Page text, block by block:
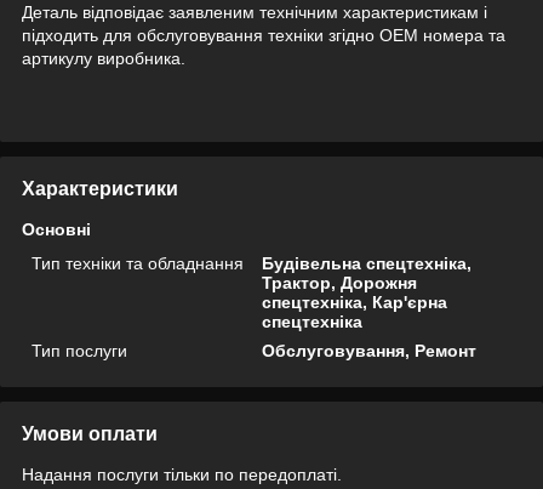
Деталь відповідає заявленим технічним характеристикам і
підходить для обслуговування техніки згідно OEM номера та
артикулу виробника.
Характеристики
Основні
Тип техніки та обладнання
Будівельна спецтехніка,
Трактор, Дорожня
спецтехніка, Кар'єрна
спецтехніка
Тип послуги
Обслуговування, Ремонт
Умови оплати
Надання послуги тільки по передоплаті.